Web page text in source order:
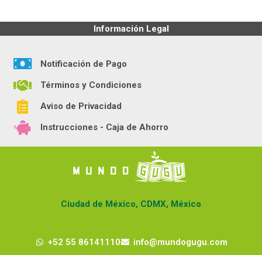
Información Legal
Notificación de Pago
Términos y Condiciones
Aviso de Privacidad
Instrucciones - Caja de Ahorro
Ciudad de México, CDMX, México
+52 55 86141110 info@mundogugu.com